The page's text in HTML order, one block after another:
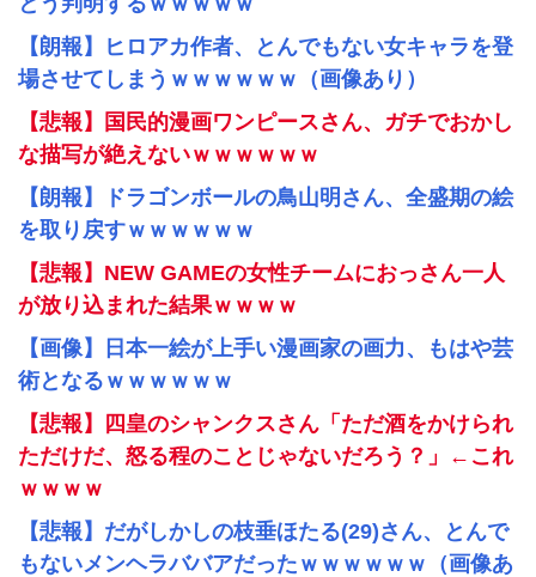
【朗報】ヒロアカ作者、とんでもない女キャラを登
場させてしまうｗｗｗｗｗｗ（画像あり）
【悲報】国民的漫画ワンピースさん、ガチでおかし
な描写が絶えないｗｗｗｗｗｗ
【朗報】ドラゴンボールの鳥山明さん、全盛期の絵
を取り戻すｗｗｗｗｗｗ
【悲報】NEW GAMEの女性チームにおっさん一人
が放り込まれた結果ｗｗｗｗ
【画像】日本一絵が上手い漫画家の画力、もはや芸
術となるｗｗｗｗｗｗ
【悲報】四皇のシャンクスさん「ただ酒をかけられ
ただけだ、怒る程のことじゃないだろう？」←これ
ｗｗｗｗ
【悲報】だがしかしの枝垂ほたる(29)さん、とんで
もないメンヘラババアだったｗｗｗｗｗｗ（画像あ